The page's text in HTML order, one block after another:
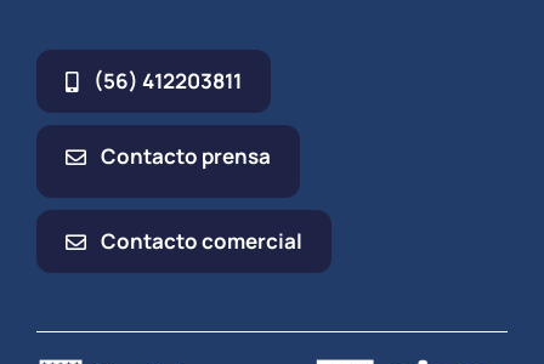
(56) 412203811
Contacto prensa
Contacto comercial